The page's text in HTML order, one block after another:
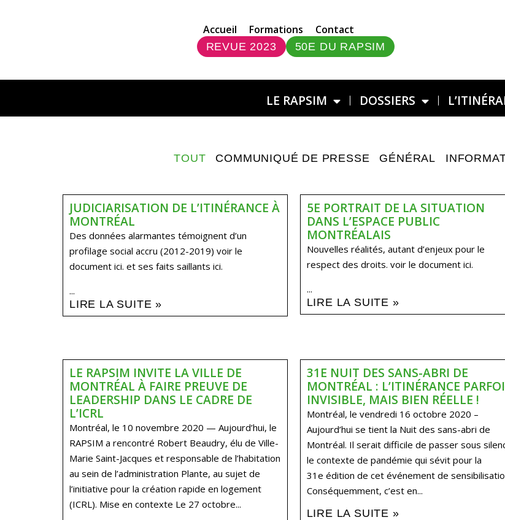
Accueil Formations Contact
REVUE 2023 50E DU RAPSIM
LE RAPSIM DOSSIERS
COMMUNIQUÉ DE PRESSE GÉNÉRAL
TOUT
JUDICIARISATION DE L’ITINÉRANCE À
MONTRÉAL
Des données alarmantes témoignent d’un
profilage social accru (2012-2019) voir le
document ici. et ses faits saillants ici.
...
LIRE LA SUITE »
5E PORTRAIT DE LA SITUATION
DANS L’ESPACE PUBLIC
MONTRÉALAIS
Nouvelles réalités, autant d’enjeux pour le
respect des droits. voir le document ici.
...
LIRE LA SUITE »
LE RAPSIM INVITE LA VILLE DE
MONTRÉAL À FAIRE PREUVE DE
LEADERSHIP DANS LE CADRE DE
L’ICRL
Montréal, le 10 novembre 2020 — Aujourd’hui, le
RAPSIM a rencontré Robert Beaudry, élu de Ville-
Marie Saint-Jacques et responsable de l’habitation
au sein de l’administration Plante, au sujet de
l’initiative pour la création rapide en logement
(ICRL). Mise en contexte Le 27 octobre...
31E NUIT DES SANS-ABRI DE
MONTRÉAL : L’ITINÉRANCE
INVISIBLE, MAIS BIEN RÉELLE !
Montréal, le vendredi 16 octobre 2020 –
Aujourd’hui se tient la Nuit des sans-abri de
Montréal. Il serait difficile de passer sous
le contexte de pandémie qui sévit pour la
31e édition de cet événement de
Conséquemment, c’est en...
LIRE LA SUITE »